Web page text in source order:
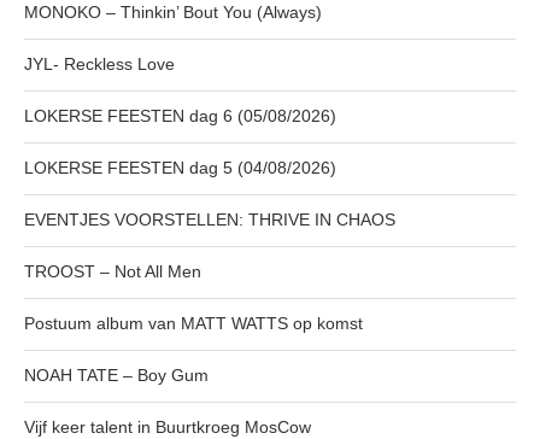
MONOKO – Thinkin’ Bout You (Always)
JYL- Reckless Love
LOKERSE FEESTEN dag 6 (05/08/2026)
LOKERSE FEESTEN dag 5 (04/08/2026)
EVENTJES VOORSTELLEN: THRIVE IN CHAOS
TROOST – Not All Men
Postuum album van MATT WATTS op komst
NOAH TATE – Boy Gum
Vijf keer talent in Buurtkroeg MosCow